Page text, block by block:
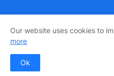
GUARAPUAVA FATOS
Our website uses cookies to
more
Ok